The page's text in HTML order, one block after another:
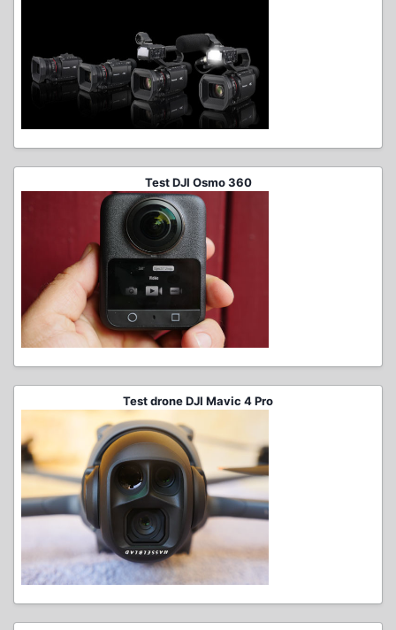
Test DJI Osmo 360
Test drone DJI Mavic 4 Pro